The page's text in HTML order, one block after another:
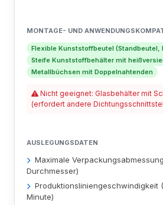
MONTAGE- UND
Flexible Kunststoffbeutel (Standbeutel,
Steife Kunststoffbehälter mit
Metallbüchsen mit Doppelnahtenden
Nicht geeignet: Glasbehälter mit
(erfordert andere
AUSLEGUNGSDATEN
Maximale
Durchmesser)
Produktionsliniengeschwindigkeit
Minute)